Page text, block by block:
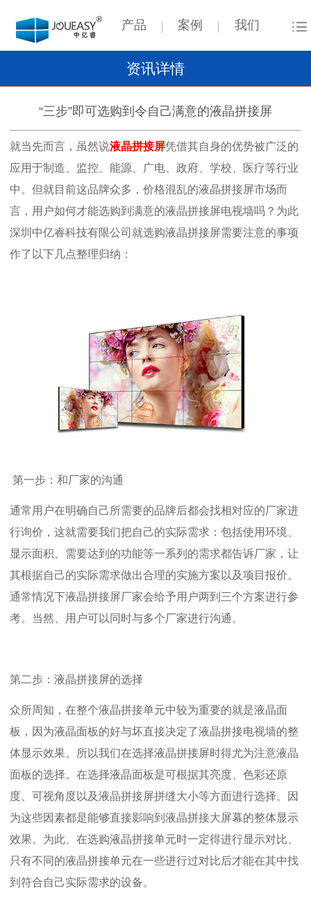
产品 案例 我们
资讯详情
“三步”即可选购到令自己满意的液晶拼接屏
就当先而言，虽然说液晶拼接屏凭借其自身的优势被广泛的
应用于制造、监控、能源、广电、政府、学校、医疗等行业
中。但就目前这品牌众多，价格混乱的液晶拼接屏市场而
言，用户如何才能选购到满意的液晶拼接屏电视墙吗？为此
深圳中亿睿科技有限公司就选购液晶拼接屏需要注意的事项
作了以下几点整理归纳：
第一步：和厂家的沟通
通常用户在明确自己所需要的品牌后都会找相对应的厂家进
行询价，这就需要我们把自己的实际需求：包括使用环境、
显示面积、需要达到的功能等一系列的需求都告诉厂家，让
其根据自己的实际需求做出合理的实施方案以及项目报价。
通常情况下液晶拼接屏厂家会给予用户两到三个方案进行参
考。当然、用户可以同时与多个厂家进行沟通。
第二步：液晶拼接屏的选择
众所周知，在整个液晶拼接单元中较为重要的就是液晶面
板，因为液晶面板的好与坏直接决定了液晶拼接电视墙的整
体显示效果。所以我们在选择液晶拼接屏时得尤为注意液晶
面板的选择。在选择液晶面板是可根据其亮度、色彩还原
度、可视角度以及液晶拼接屏拼缝大小等方面进行选择。因
为这些因素都是能够直接影响到液晶拼接大屏幕的整体显示
效果。为此、在选购液晶拼接单元时一定得进行显示对比、
只有不同的液晶拼接单元在一些进行过对比后才能在其中找
到符合自己实际需求的设备。